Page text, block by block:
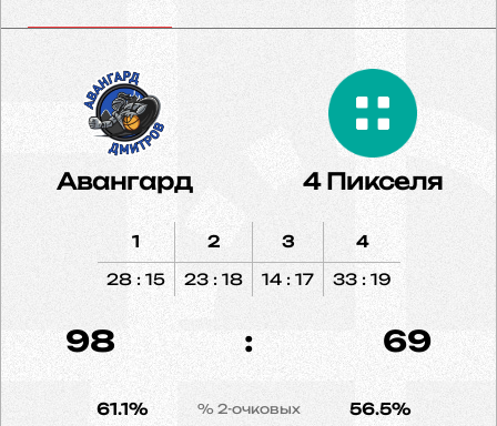
Авангард 4 Пикселя
1
28 : 15
2
23 : 18
3
14 : 17
4
33 : 19
98 : 69
61.1% % 2-очковых 56.5%